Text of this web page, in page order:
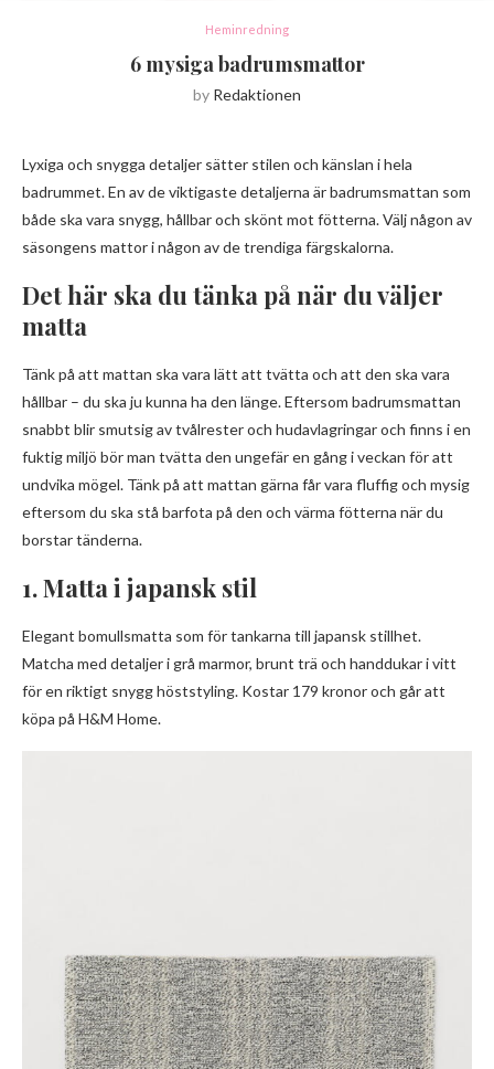
Heminredning
6 mysiga badrumsmattor
by Redaktionen
Lyxiga och snygga detaljer sätter stilen och känslan i hela
badrummet. En av de viktigaste detaljerna är badrumsmattan som
både ska vara snygg, hållbar och skönt mot fötterna. Välj någon av
säsongens mattor i någon av de trendiga färgskalorna.
Det här ska du tänka på när du väljer
matta
Tänk på att mattan ska vara lätt att tvätta och att den ska vara
hållbar – du ska ju kunna ha den länge. Eftersom badrumsmattan
snabbt blir smutsig av tvålrester och hudavlagringar och finns i en
fuktig miljö bör man tvätta den ungefär en gång i veckan för att
undvika mögel. Tänk på att mattan gärna får vara fluffig och mysig
eftersom du ska stå barfota på den och värma fötterna när du
borstar tänderna.
1. Matta i japansk stil
Elegant bomullsmatta som för tankarna till japansk stillhet.
Matcha med detaljer i grå marmor, brunt trä och handdukar i vitt
för en riktigt snygg höststyling. Kostar 179 kronor och går att
köpa på H&M Home.